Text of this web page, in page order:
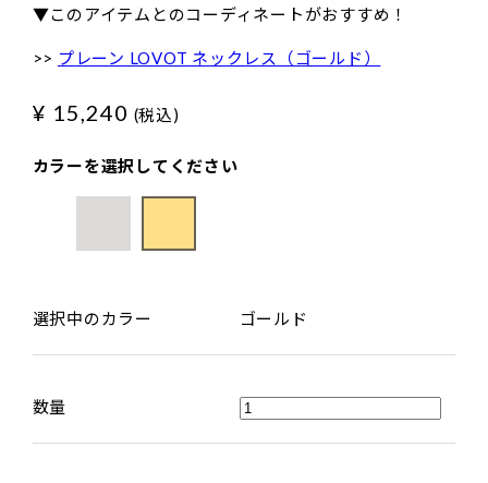
▼このアイテムとのコーディネートがおすすめ！
>> プレーン LOVOT ネックレス（ゴールド）
¥ 15,240 (税込)
カラーを選択してください
選択中のカラー ゴールド
数量